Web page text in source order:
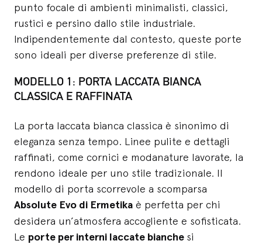
punto focale di ambienti minimalisti, classici,
rustici e persino dallo stile industriale.
Indipendentemente dal contesto, queste porte
sono ideali per diverse preferenze di stile.
MODELLO 1: PORTA LACCATA BIANCA
CLASSICA E RAFFINATA
La porta laccata bianca classica è sinonimo di
eleganza senza tempo. Linee pulite e dettagli
raffinati, come cornici e modanature lavorate, la
rendono ideale per uno stile tradizionale. Il
modello di porta scorrevole a scomparsa
Absolute Evo di Ermetika è perfetta per chi
desidera un’atmosfera accogliente e sofisticata.
Le porte per interni laccate bianche si